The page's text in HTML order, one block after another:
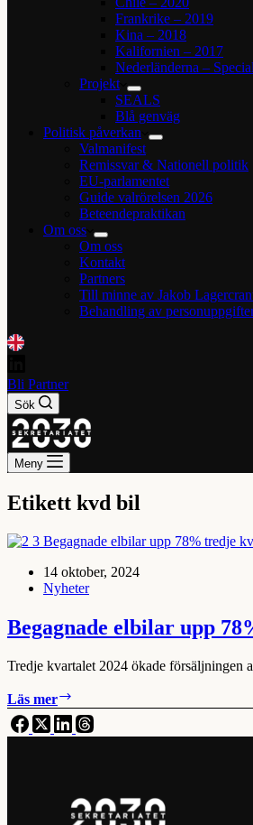
Frankrike – 2019
Kina – 2018
Kalifornien – 2017
Nederländerna – Special
Projekt
SEALS
Blå genväg
Politisk påverkan
Valmanifest
Remissvar & Nationell politik
EU-parlamentet
Guide valrörelsen 2026
Beteendepraktikan
Om oss
Om oss
Kontakt
Partners
Till minne av Jakob
Behandling av
Bli Partner
Sök
Meny
Etikett kvd bil
14 oktober, 2024
Nyheter
Begagnade elbilar upp
Tredje kvartalet 2024 ökade försäljningen
Läs mer
elbilar
upp
rekord